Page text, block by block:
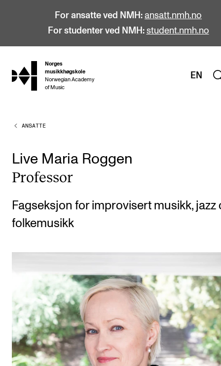
For ansatte ved NMH: ansatt.nmh.no
For studenter ved NMH: student.nmh.no
hjem
Norges
musikkhøgskole
Norwegian Academy
of Music
EN
STUDIER
Bachelor
Master
Doktorgrad
Årsstudium og videreutdanning
Talentutvikling
STUDENTLIV
Søknad og opptak
Biblioteket
Fagmiljøer
Salane våre
ANSATTE
Live Maria Roggen
Pro­fes­sor
Fagseksjon for improvisert musikk, jazz
folkemusikk